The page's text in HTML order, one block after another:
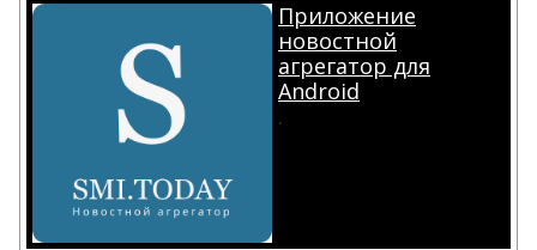
Приложение
новостной
агрегатор для
Android
.